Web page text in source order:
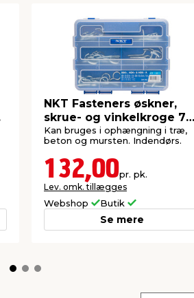
NKT Fasteners øskner,
skrue- og vinkelkroge 70
stk.
Kan bruges i ophængning i træ,
beton og mursten. Indendørs.
132,00pr. pk.
Lev. omk. tillægges
Webshop Butik
Se mere